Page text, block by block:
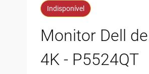
Indisponível
Monitor Dell
4K - P5524QT